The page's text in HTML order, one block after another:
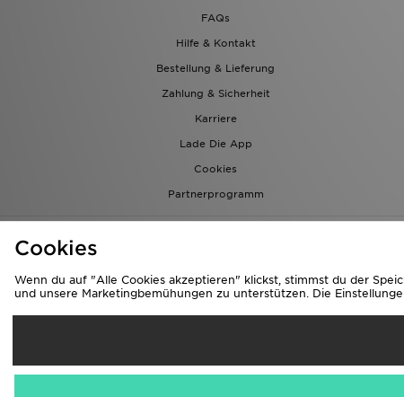
FAQs
Hilfe & Kontakt
Bestellung & Lieferung
Zahlung & Sicherheit
Karriere
Lade Die App
Cookies
Partnerprogramm
Wir akzeptieren
Cookies
Wenn du auf "Alle Cookies akzeptieren" klickst, stimmst du der
und unsere Marketingbemühungen zu unterstützen. Die